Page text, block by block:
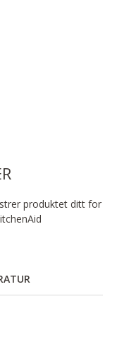
produktet ditt for